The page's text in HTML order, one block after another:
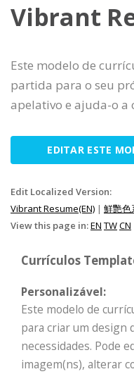
Vibrant
Este modelo de
partida para o seu
apelativo e ajuda-o a
EDITAR ESTE
Edit Localized Version:
Vibrant Resume(EN) | 鮮艷色
View this page in:EN TWCN
Currículos
Personalizável:
Este modelo de
para criar um design
necessidades. Pode
imagem(ns), alterar